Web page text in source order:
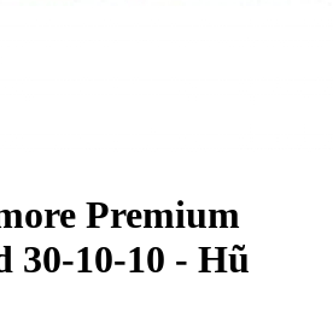
Premium
30-10-10 - Hũ